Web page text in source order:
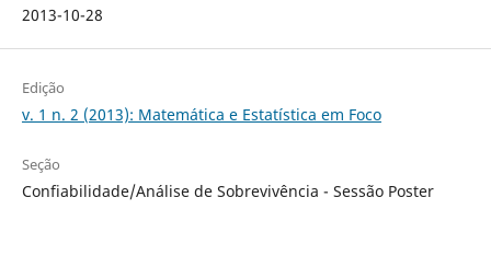
2013-10-28
Edição
v. 1 n. 2 (2013): Matemática e Estatística em Foco
Seção
Confiabilidade/Análise de Sobrevivência - Sessão Poster